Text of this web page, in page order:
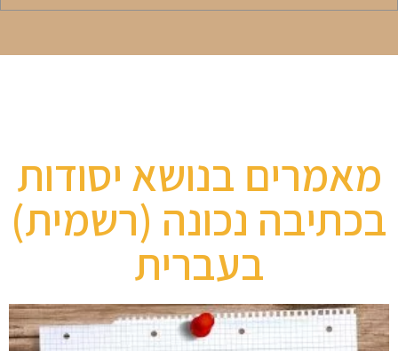
מאמרים בנושא יסודות
בכתיבה נכונה (רשמית)
בעברית